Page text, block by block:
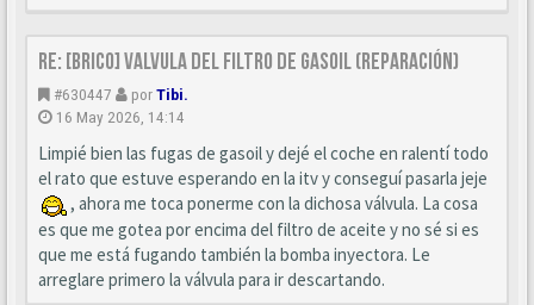
Re: [BRICO] Valvula del filtro de gasoil (reparación)
#630447 porTibi.
16 May 2026, 14:14
Limpié bien las fugas de gasoil y dejé el coche en ralentí todo
el rato que estuve esperando en la itv y conseguí pasarla jeje
, ahora me toca ponerme con la dichosa válvula. La cosa
es que me gotea por encima del filtro de aceite y no sé si es
que me está fugando también la bomba inyectora. Le
arreglare primero la válvula para ir descartando.